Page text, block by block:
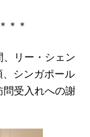
＊＊
、リー・シェン
、シンガポール
問受入れへの謝